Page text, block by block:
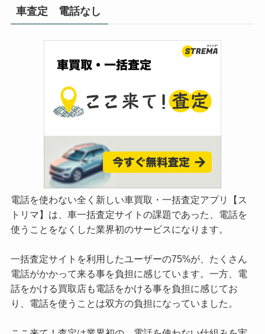
車査定 電話なし
電話を使わない全く新しい車買取・一括査定アプリ【ス
トリマ】は、車一括査定サイトの課題であった、電話を
使うことをなくした業界初のサービスになります。
一括査定サイトを利用したユーザーの75%が、たくさん
電話がかかって来る事を負担に感じています。一方、電
話をかける買取店も電話をかける事を負担に感じてお
り、電話を使うことは双方の負担になっていました。